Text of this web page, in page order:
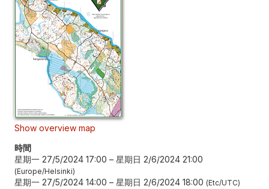
Show overview map
時間
星期一 27/5/2024 17:00 – 星期日 2/6/2024 21:00
Europe/Helsinki
星期一 27/5/2024 14:00 – 星期日 2/6/2024 18:00 Etc/UTC